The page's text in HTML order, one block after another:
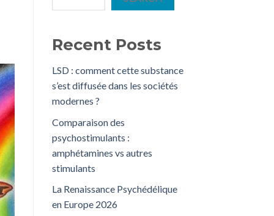
Recent Posts
LSD : comment cette substance
s’est diffusée dans les sociétés
modernes ?
Comparaison des
psychostimulants :
amphétamines vs autres
stimulants
La Renaissance Psychédélique
en Europe 2026